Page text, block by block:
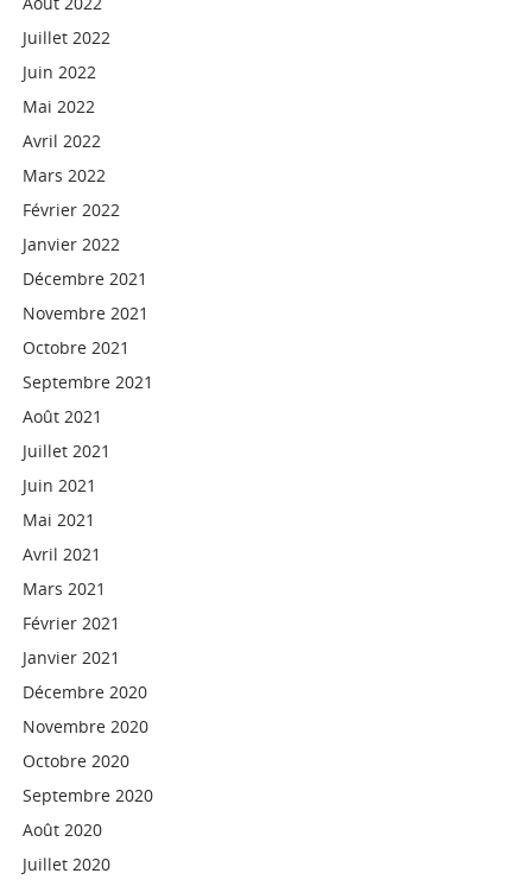
Juillet 2022
Juin 2022
Mai 2022
Avril 2022
Mars 2022
Février 2022
Janvier 2022
Décembre 2021
Novembre 2021
Octobre 2021
Septembre 2021
Août 2021
Juillet 2021
Juin 2021
Mai 2021
Avril 2021
Mars 2021
Février 2021
Janvier 2021
Décembre 2020
Novembre 2020
Octobre 2020
Septembre 2020
Août 2020
Juillet 2020